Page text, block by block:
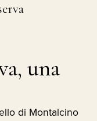
una
di Montalcino